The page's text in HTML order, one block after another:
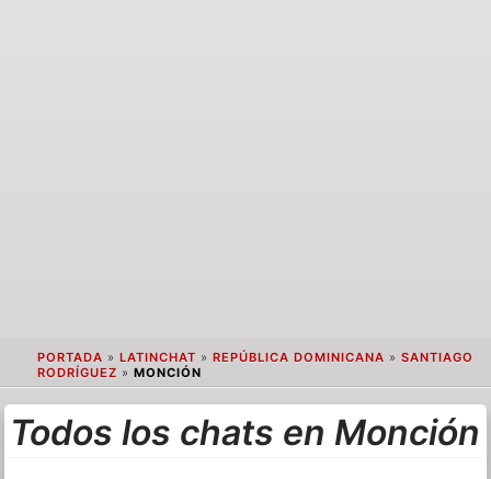
PORTADA » LATINCHAT » REPÚBLICA DOMINICANA » SANTIAGO
RODRÍGUEZ » MONCIÓN
Todos los chats en Monción